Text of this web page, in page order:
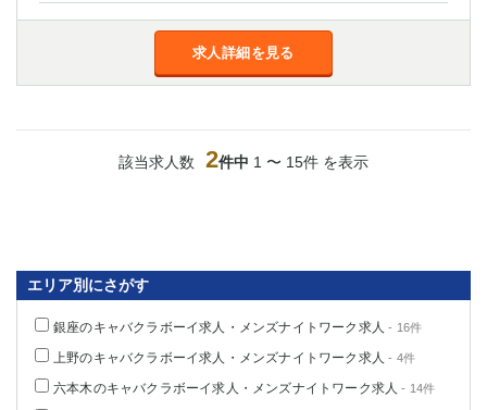
求人詳細を見る
該当求人数 2件中 1 〜 15件 を表示
エリア別にさがす
銀座のキャバクラボーイ求人・メンズナイトワーク求人 - 16件
上野のキャバクラボーイ求人・メンズナイトワーク求人 - 4件
六本木のキャバクラボーイ求人・メンズナイトワーク求人 - 14件
船橋
津田沼
千葉
佐倉
松戸
宇都宮
小山
東武宇都宮（宇都宮西口）
茨城県